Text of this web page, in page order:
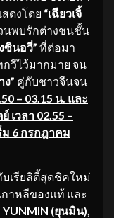
ดงโดย “เฉียวเจิ้
นพบรักต่างชนชั้น
ซินอวี่” ที่ต่อมา
วีไว้มากมาย จน
ง” คู่กับชาวจีนจน
– 03.15 น. และ
เวลา 02.55 –
ม 6 กรกฎาคม
บเรียลิตี้สุดชิคใหม่
กาหลีของแท้ และ
(ยุนมิน),